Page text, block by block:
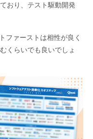
おり、テスト駆動開発
ファーストは相性が良く
くらいでも良いでしょ